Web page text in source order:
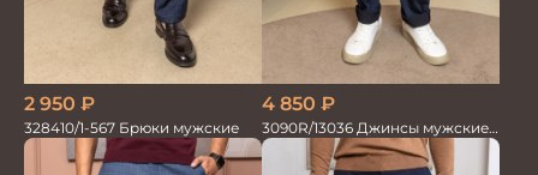
2 950 ₽
328410/1-567 Брюки мужские
4 850 ₽
3090R/13036 Джинсы мужские
т.синий